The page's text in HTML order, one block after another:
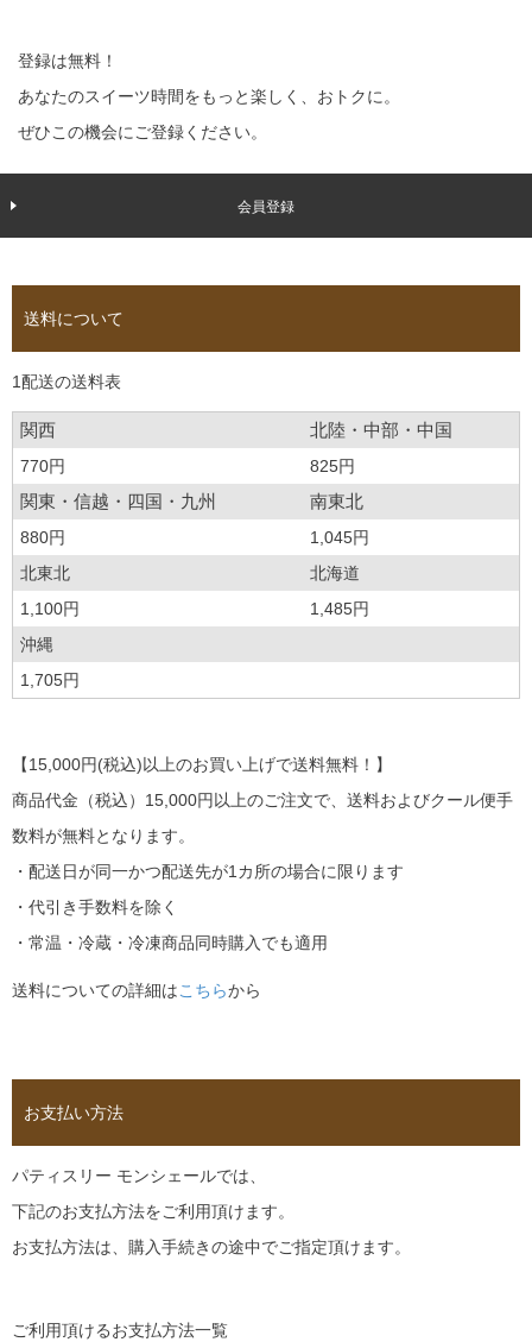
登録は無料！
あなたのスイーツ時間をもっと楽しく、おトクに。
ぜひこの機会にご登録ください。
会員登録
送料について
1配送の送料表
関西 北陸・中部・中国
770円 825円
関東・信越・四国・九州 南東北
880円
1,045円
北東北
北海道
1,100円
1,485円
沖縄
1,705円
【15,000円(税込)以上のお買い上げで送料無料！】
商品代金（税込）15,000円以上のご注文で、送料およびクール便手
数料が無料となります。
・配送日が同一かつ配送先が1カ所の場合に限ります
・代引き手数料を除く
・常温・冷蔵・冷凍商品同時購入でも適用
送料についての詳細はこちらから
お支払い方法
パティスリー モンシェールでは、
下記のお支払方法をご利用頂けます。
お支払方法は、購入手続きの途中でご指定頂けます。
ご利用頂けるお支払方法一覧